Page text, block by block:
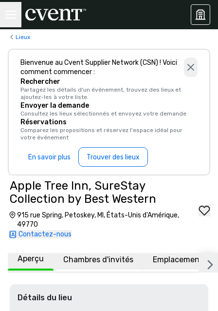
Lieux
Bienvenue au Cvent Supplier Network (CSN) ! Voici
comment commencer :
Rechercher
Partagez les détails d'un événement, trouvez des lieux et
ajoutez-les à votre liste.
Envoyer la demande
Consultez les lieux sélectionnés et envoyez votre demande
Réservations
Comparez les propositions et réservez l'espace idéal pour
votre événement
En savoir plus Trouver des lieux
Apple Tree Inn, SureStay
Collection by Best Western
915 rue Spring, Petoskey, MI, États-Unis d'Amérique,
49770
Contactez-nous
Aperçu Chambres d'invités Emplacement
Détails du lieu